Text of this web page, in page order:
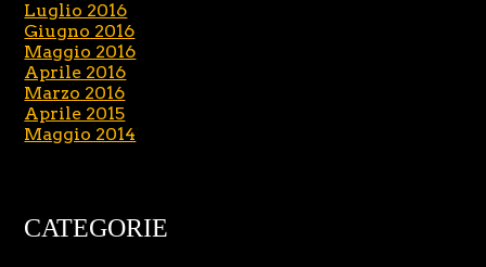
Luglio 2016
Giugno 2016
Maggio 2016
Aprile 2016
Marzo 2016
Aprile 2015
Maggio 2014
CATEGORIE